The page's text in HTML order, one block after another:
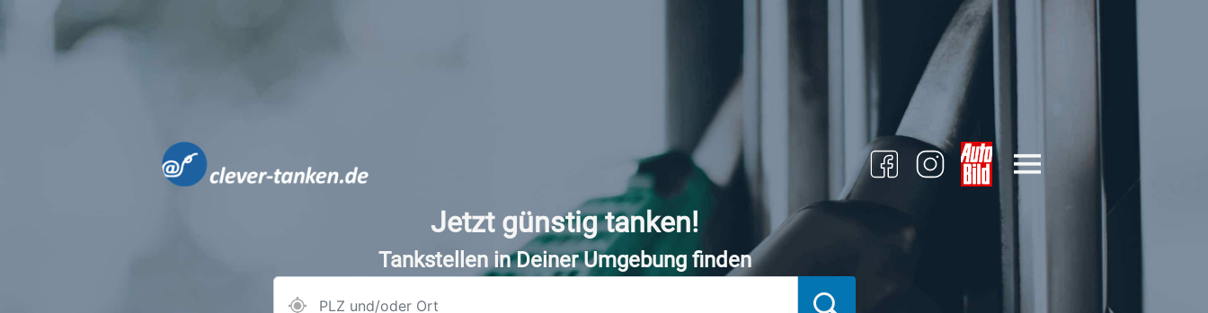
Jetzt günstig tanken!
Tankstellen in Deiner Umgebung finden